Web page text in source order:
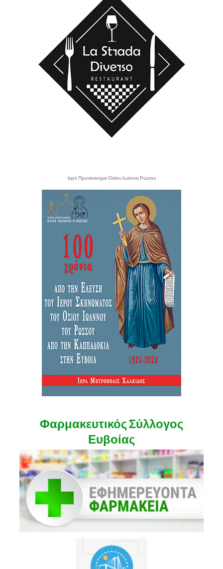
- Ιερό Προσκύνημα Οσίου Ιωάννη Ρώσου -
Φαρμακευτικός Σύλλογος
Ευβοίας